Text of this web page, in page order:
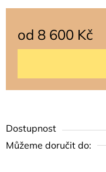
Dostupnost
Můžeme doručit do:
od 8 600 Kč